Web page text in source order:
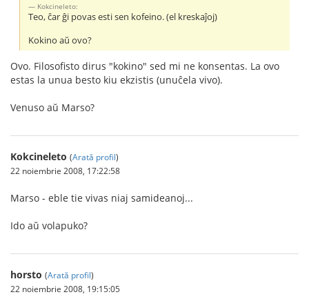
Kokcineleto:
Teo, ĉar ĝi povas esti sen kofeino. (el kreskaĵoj)
Kokino aŭ ovo?
Ovo. Filosofisto dirus "kokino" sed mi ne konsentas. La ovo
estas la unua besto kiu ekzistis (unuĉela vivo).
Venuso aŭ Marso?
Kokcineleto (Arată profil)
22 noiembrie 2008, 17:22:58
Marso - eble tie vivas niaj samideanoj...
Ido aŭ volapuko?
horsto (Arată profil)
22 noiembrie 2008, 19:15:05